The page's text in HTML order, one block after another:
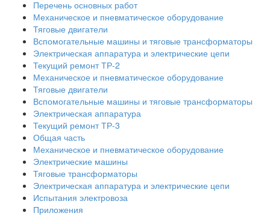
Перечень основных работ
Механическое и пневматическое оборудование
Тяговые двигатели
Вспомогательные машины и тяговые трансформаторы
Электрическая аппаратура и электрические цепи
Текущий ремонт ТР-2
Механическое и пневматическое оборудование
Тяговые двигатели
Вспомогательные машины и тяговые трансформаторы
Электрическая аппаратура
Текущий ремонт ТР-3
Общая часть
Механическое и пневматическое оборудование
Электрические машины
Тяговые трансформаторы
Электрическая аппаратура и электрические цепи
Испытания электровоза
Приложения